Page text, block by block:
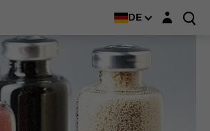
DE Login-Maske